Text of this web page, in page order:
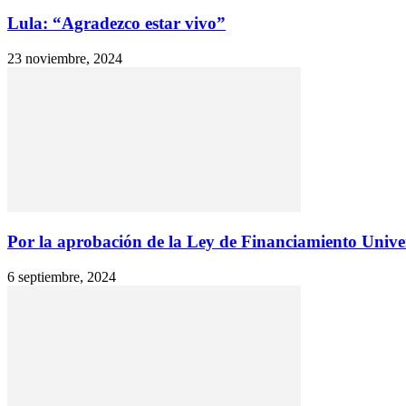
Lula: “Agradezco estar vivo”
23 noviembre, 2024
Por la aprobación de la Ley de Financiamiento
6 septiembre, 2024